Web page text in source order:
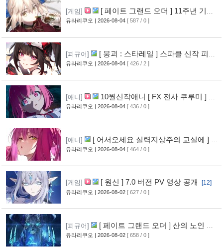
[게임]
[ 페이트 그랜드 오더 ] 11주년 기념
영상 공개
[8]
유라리쿠오 | 2026-08-04 [ 587 / 0 ]
[피규어]
[ 붕괴 : 스타레일 ] 스파클 신작 피규
어 공개
[5]
유라리쿠오 | 2026-08-04 [ 426 / 2 ]
[애니]
10월신작애니 [ FX 전사 쿠루미 ] PV
영상 공개
[6]
유라리쿠오 | 2026-08-04 [ 436 / 0 ]
[애니]
[ 어서오세요 실력지상주의 교실에 ] 블
루레이 VOL.2 표지 공개 [7]
유라리쿠오 | 2026-08-04 [ 464 / 0 ]
[게임] [ 원신 ] 7.0 버전 PV 영상 공개 [12]
유라리쿠오 | 2026-08-02 [ 627 / 0 ]
[피규어]
[ 페이트 그랜드 오더 ] 산의 노인 신
작 피규어 공개 [17]
유라리쿠오 | 2026-08-02 [ 658 / 0 ]